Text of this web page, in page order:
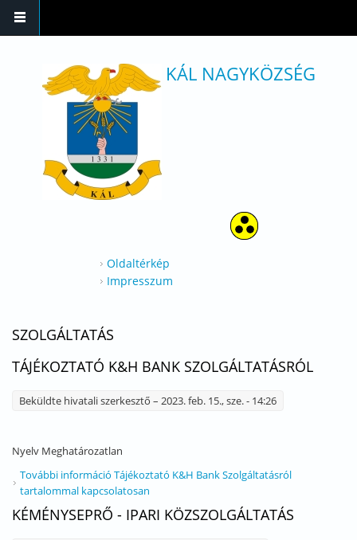
KÁL NAGYKÖZSÉG
Oldaltérkép
Impresszum
SZOLGÁLTATÁS
TÁJÉKOZTATÓ K&H BANK SZOLGÁLTATÁSRÓL
Beküldte hivatali szerkesztő – 2023. feb. 15., sze. - 14:26
Nyelv Meghatározatlan
További információ Tájékoztató K&H Bank Szolgáltatásról
tartalommal kapcsolatosan
KÉMÉNYSEPRŐ - IPARI KÖZSZOLGÁLTATÁS